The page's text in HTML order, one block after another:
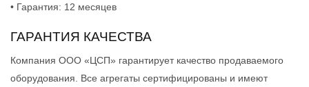
• Гарантия: 12 месяцев
ГАРАНТИЯ КАЧЕСТВА
Компания ООО «ЦСП» гарантирует качество продаваемого
оборудования. Все агрегаты сертифицированы и имеют